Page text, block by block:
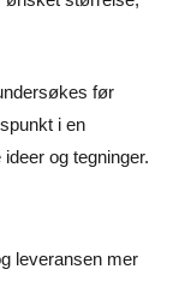
før
i en
og tegninger.
leveransen mer